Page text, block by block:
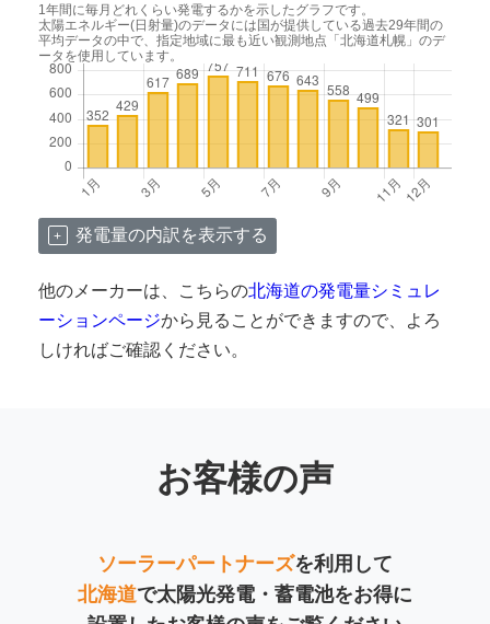
1年間に毎月どれくらい発電するかを示したグラフです。
太陽エネルギー(日射量)のデータには国が提供している過去29年間の
平均データの中で、指定地域に最も近い観測地点「北海道札幌」のデ
ータを使用しています。
発電量の内訳を表示する
他のメーカーは、こちらの北海道の発電量シミュレ
ーションページから見ることができますので、よろ
しければご確認ください。
お客様の声
ソーラーパートナーズを利用して
北海道で太陽光発電・蓄電池をお得に